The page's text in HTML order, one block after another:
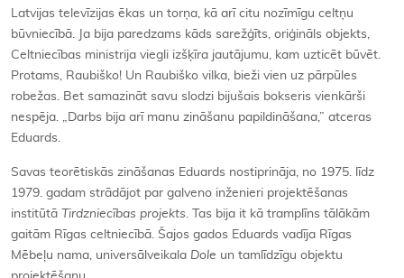
Latvijas televīzijas ēkas un torņa, kā arī citu nozīmīgu celtņu
būvniecībā. Ja bija paredzams kāds sarežģīts, oriģināls objekts,
Celtniecības ministrija viegli izšķīra jautājumu, kam uzticēt būvēt.
Protams, Raubiško! Un Raubiško vilka, bieži vien uz pārpūles
robežas. Bet samazināt savu slodzi bijušais bokseris vienkārši
nespēja. „Darbs bija arī manu zināšanu papildināšana,” atceras
Eduards.
Savas teorētiskās zināšanas Eduards nostiprināja, no 1975. līdz
1979. gadam strādājot par galveno inženieri projektēšanas
institūtā Tirdzniecības projekts. Tas bija it kā tramplīns tālākām
gaitām Rīgas celtniecībā. Šajos gados Eduards vadīja Rīgas
Mēbeļu nama, universālveikala Dole un tamlīdzīgu objektu